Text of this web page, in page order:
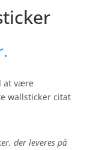
Den
pris
er:
125,30 kr..
at være
wallsticker citat
der leveres på